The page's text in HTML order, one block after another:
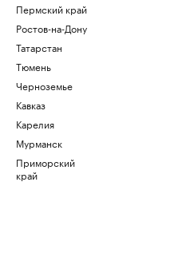
Пермский край
Ростов-на-Дону
Татарстан
Тюмень
Черноземье
Кавказ
Карелия
Мурманск
Приморский
край